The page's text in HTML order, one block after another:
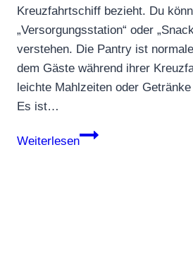
Kreuzfahrtschiff bezieht. Du
„Versorgungsstation“ oder
verstehen. Die Pantry ist
dem Gäste während ihrer
leichte Mahlzeiten oder
Es ist…
Weiterlesen
Pantry